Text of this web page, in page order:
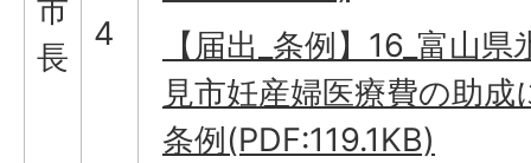
市
長
4
【届出_条例】16_富山
見市妊産婦医療費の助成
条例(PDF:119.1KB)